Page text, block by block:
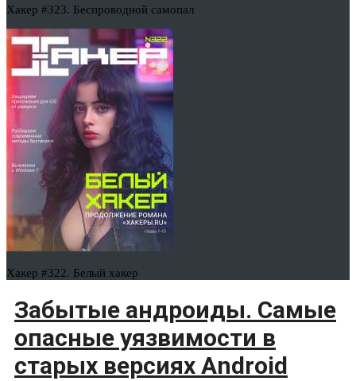
Хакер #323. Беспроводной самопал
Хакер #322. Белый хакер
Забытые андроиды. Самые
опасные уязвимости в
старых версиях Android